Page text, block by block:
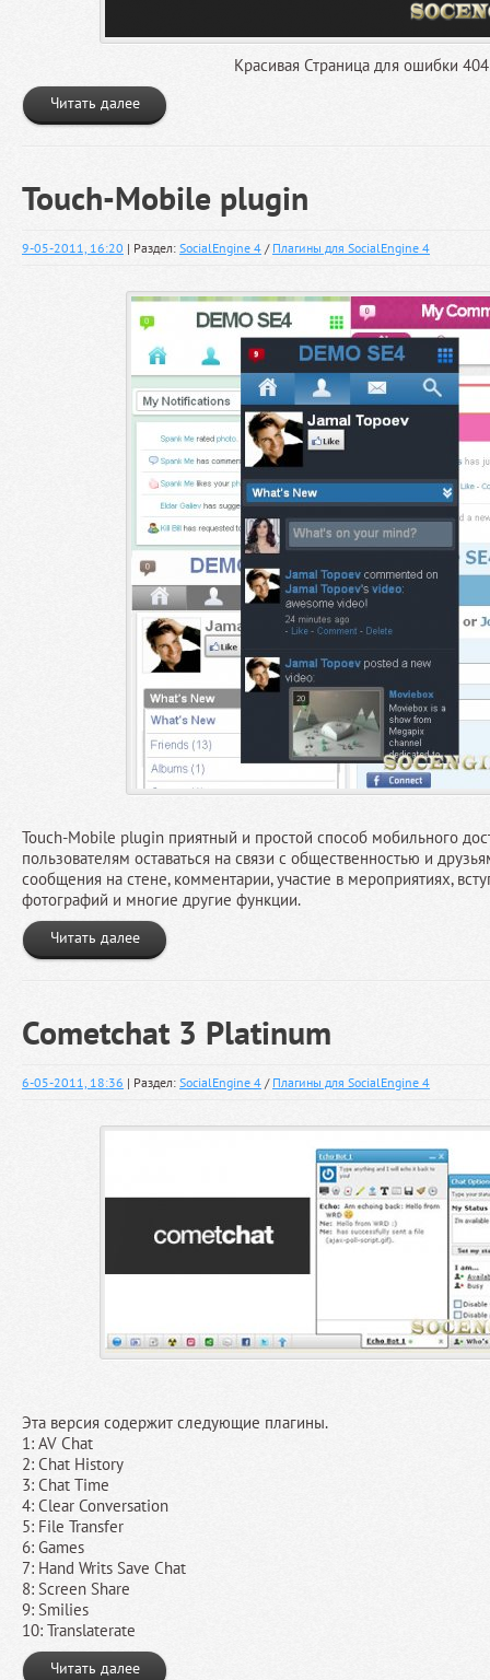
Красивая Страница для ошибки 404
Читать далее
Touch-Mobile plugin
9-05-2011, 16:20 | Раздел: SocialEngine 4 / Плагины для SocialEngine 4
Touch-Mobile plugin приятный и простой способ мобильного
пользователям оставаться на связи с общественностью и
сообщения на стене, комментарии, участие в мероприятиях,
фотографий и многие другие функции.
Читать далее
Cometchat 3 Platinum
6-05-2011, 18:36 | Раздел: SocialEngine 4 / Плагины для SocialEngine 4
Эта версия содержит следующие плагины.
1: AV Chat
2: Chat History
3: Chat Time
4: Clear Conversation
5: File Transfer
6: Games
7: Hand Writs Save Chat
8: Screen Share
9: Smilies
10: Translaterate
Читать далее